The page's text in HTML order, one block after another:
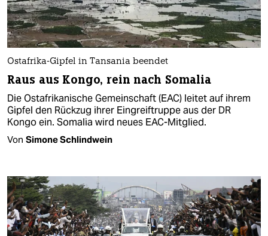
Ostafrika-Gipfel in Tansania beendet
Raus aus Kongo, rein nach Somalia
Die Ostafrikanische Gemeinschaft (EAC) leitet auf ihrem
Gipfel den Rückzug ihrer Eingreiftruppe aus der DR
Kongo ein. Somalia wird neues EAC-Mitglied.
Von Simone Schlindwein